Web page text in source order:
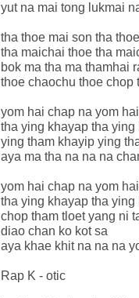
yut na mai tong lukmai
tha thoe mai son tha
tha maichai thoe tha
bok ma tha ma thamhai
thoe chaochu thoe chop
yom hai chap na yom
tha ying khayap tha
ying tham khayip ying
aya ma tha na na na
yom hai chap na yom
tha ying khayap tha
chop tham tloet yang ni
diao chan ko kot sa
aya khae khit na na na
Rap K - otic